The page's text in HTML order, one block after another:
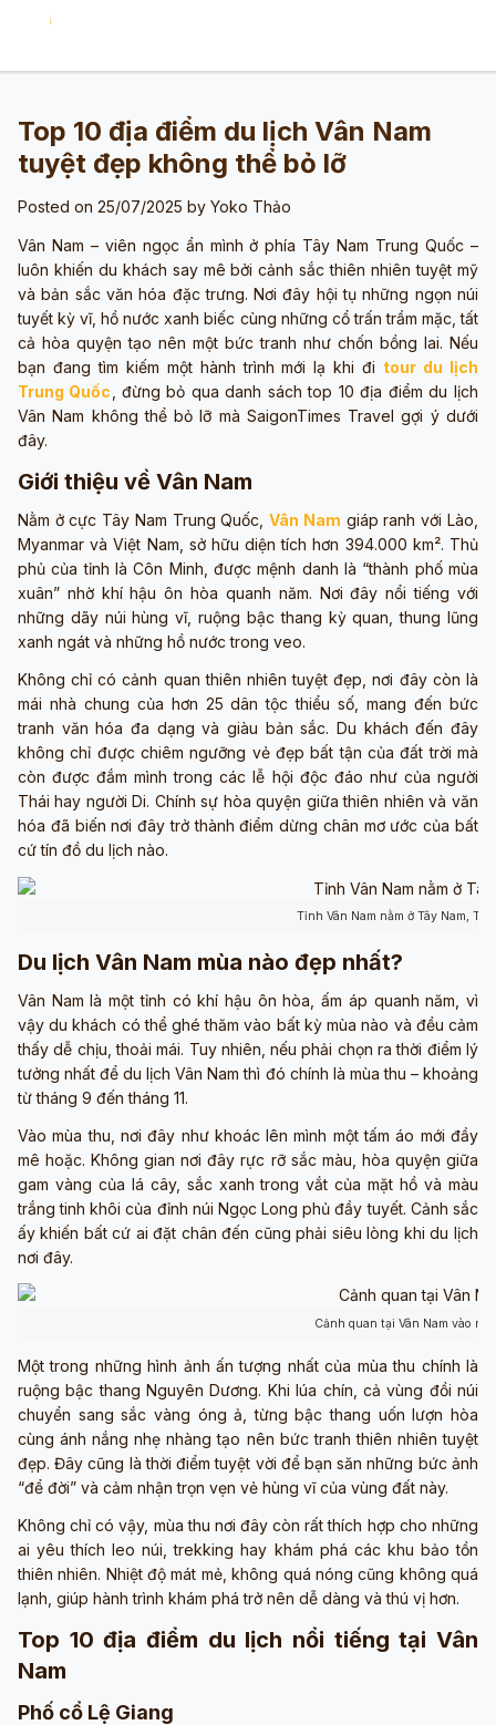
Top 10 địa điểm du lịch Vân Nam
tuyệt đẹp không thể bỏ lỡ
Posted on 25/07/2025 by Yoko Thảo
Vân Nam – viên ngọc ẩn mình ở phía Tây Nam Trung Quốc –
luôn khiến du khách say mê bởi cảnh sắc thiên nhiên tuyệt mỹ
và bản sắc văn hóa đặc trưng. Nơi đây hội tụ những ngọn núi
tuyết kỳ vĩ, hồ nước xanh biếc cùng những cổ trấn trầm mặc, tất
cả hòa quyện tạo nên một bức tranh như chốn bồng lai. Nếu
bạn đang tìm kiếm một hành trình mới lạ khi đi tour du lịch
Trung Quốc , đừng bỏ qua danh sách top 10 địa điểm du lịch
Vân Nam không thể bỏ lỡ mà SaigonTimes Travel gợi ý dưới
đây.
Giới thiệu về Vân Nam
Nằm ở cực Tây Nam Trung Quốc,Vân Nam giáp ranh với Lào,
Myanmar và Việt Nam, sở hữu diện tích hơn 394.000 km². Thủ
phủ của tỉnh là Côn Minh, được mệnh danh là “thành phố mùa
xuân” nhờ khí hậu ôn hòa quanh năm. Nơi đây nổi tiếng với
những dãy núi hùng vĩ, ruộng bậc thang kỳ quan, thung lũng
xanh ngát và những hồ nước trong veo.
Không chỉ có cảnh quan thiên nhiên tuyệt đẹp, nơi đây còn là
mái nhà chung của hơn 25 dân tộc thiểu số, mang đến bức
tranh văn hóa đa dạng và giàu bản sắc. Du khách đến đây
không chỉ được chiêm ngưỡng vẻ đẹp bất tận của đất trời mà
còn được đắm mình trong các lễ hội độc đáo như của người
Thái hay người Di. Chính sự hòa quyện giữa thiên nhiên và văn
hóa đã biến nơi đây trở thành điểm dừng chân mơ ước của bất
cứ tín đồ du lịch nào.
Tỉnh Vân Nam nằm ở Tây Nam,
Du lịch Vân Nam mùa nào đẹp nhất?
Vân Nam là một tỉnh có khí hậu ôn hòa, ấm áp quanh năm, vì
vậy du khách có thể ghé thăm vào bất kỳ mùa nào và đều cảm
thấy dễ chịu, thoải mái. Tuy nhiên, nếu phải chọn ra thời điểm lý
tưởng nhất để du lịch Vân Nam thì đó chính là mùa thu – khoảng
từ tháng 9 đến tháng 11.
Vào mùa thu, nơi đây như khoác lên mình một tấm áo mới đầy
mê hoặc. Không gian nơi đây rực rỡ sắc màu, hòa quyện giữa
gam vàng của lá cây, sắc xanh trong vắt của mặt hồ và màu
trắng tinh khôi của đỉnh núi Ngọc Long phủ đầy tuyết. Cảnh sắc
ấy khiến bất cứ ai đặt chân đến cũng phải siêu lòng khi du lịch
nơi đây.
Cảnh quan tại Vân Nam vào
Một trong những hình ảnh ấn tượng nhất của mùa thu chính là
ruộng bậc thang Nguyên Dương. Khi lúa chín, cả vùng đồi núi
chuyển sang sắc vàng óng ả, từng bậc thang uốn lượn hòa
cùng ánh nắng nhẹ nhàng tạo nên bức tranh thiên nhiên tuyệt
đẹp. Đây cũng là thời điểm tuyệt vời để bạn săn những bức ảnh
“để đời” và cảm nhận trọn vẹn vẻ hùng vĩ của vùng đất này.
Không chỉ có vậy, mùa thu nơi đây còn rất thích hợp cho những
ai yêu thích leo núi, trekking hay khám phá các khu bảo tồn
thiên nhiên. Nhiệt độ mát mẻ, không quá nóng cũng không quá
lạnh, giúp hành trình khám phá trở nên dễ dàng và thú vị hơn.
Top 10 địa điểm du lịch nổi tiếng tại Vân
Nam
Phố cổ Lệ Giang